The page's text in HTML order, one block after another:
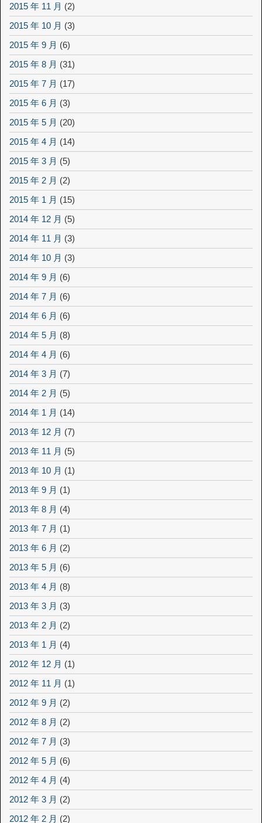
2015 年 11 月 (2)
2015 年 10 月 (3)
2015 年 9 月 (6)
2015 年 8 月 (31)
2015 年 7 月 (17)
2015 年 6 月 (3)
2015 年 5 月 (20)
2015 年 4 月 (14)
2015 年 3 月 (5)
2015 年 2 月 (2)
2015 年 1 月 (15)
2014 年 12 月 (5)
2014 年 11 月 (3)
2014 年 10 月 (3)
2014 年 9 月 (6)
2014 年 7 月 (6)
2014 年 6 月 (6)
2014 年 5 月 (8)
2014 年 4 月 (6)
2014 年 3 月 (7)
2014 年 2 月 (5)
2014 年 1 月 (14)
2013 年 12 月 (7)
2013 年 11 月 (5)
2013 年 10 月 (1)
2013 年 9 月 (1)
2013 年 8 月 (4)
2013 年 7 月 (1)
2013 年 6 月 (2)
2013 年 5 月 (6)
2013 年 4 月 (8)
2013 年 3 月 (3)
2013 年 2 月 (2)
2013 年 1 月 (4)
2012 年 12 月 (1)
2012 年 11 月 (1)
2012 年 9 月 (2)
2012 年 8 月 (2)
2012 年 7 月 (3)
2012 年 5 月 (6)
2012 年 4 月 (4)
2012 年 3 月 (2)
2012 年 2 月 (2)